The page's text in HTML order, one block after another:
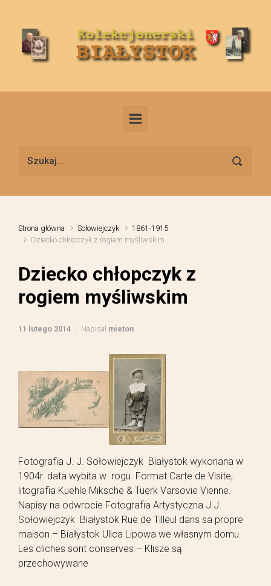
Strona główna Sołowiejczyk
1861-1915
Dziecko chłopczyk z rogiem myśliwskim
Dziecko chłopczyk z
rogiem myśliwskim
11 lutego 2014 Napisał mieton
Fotografia J. J. Sołowiejczyk Białystok wykonana w
1904r. data wybita w rogu. Format Carte de Visite,
litografia Kuehle Miksche & Tuerk Varsovie Vienne.
Napisy na odwrocie Fotografia Artystyczna J.J.
Sołowiejczyk Białystok Rue de Tilleul dans sa propre
maison – Białystok Ulica Lipowa we własnym domu.
Les cliches sont conserves – Klisze są
przechowywane